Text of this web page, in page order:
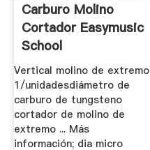
Carburo Molino
Cortador Easymusic
School
Vertical molino de extremo
1/unidadesdiámetro de
carburo de tungsteno
cortador de molino de
extremo ... Más
información; dia micro